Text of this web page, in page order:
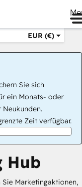
EUR (€)
Sie sich
ein Monats- oder
Neukunden.
Zeit verfügbar.
Hub
Marketingaktionen,